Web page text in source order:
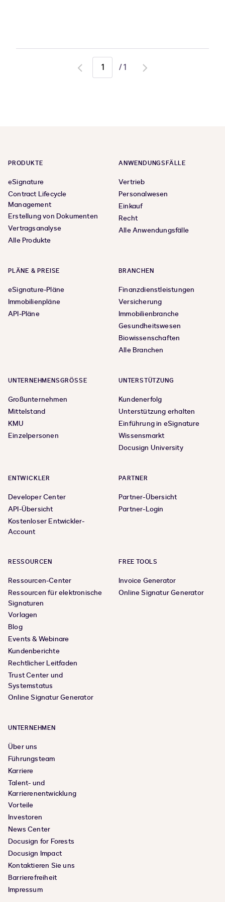
Go
/1
Go
PRODUKTE
eSignature
Contract Lifecycle
Management
Erstellung von Dokumenten
Vertragsanalyse
Alle Produkte
ANWENDUNGSFÄLLE
Vertrieb
Personalwesen
Einkauf
Recht
Alle Anwendungsfälle
PLÄNE & PREISE
eSignature-Pläne
Immobilienpläne
API-Pläne
BRANCHEN
Finanzdienstleistungen
Versicherung
Immobilienbranche
Gesundheitswesen
Biowissenschaften
Alle Branchen
UNTERNEHMENSGRÖSSE
Großunternehmen
Mittelstand
KMU
Einzelpersonen
UNTERSTÜTZUNG
Kundenerfolg
Unterstützung erhalten
Einführung in eSignature
Wissensmarkt
Docusign University
ENTWICKLER
Developer Center
API-Übersicht
Kostenloser Entwickler-
Account
PARTNER
Partner-Übersicht
Partner-Login
RESSOURCEN
Ressourcen-Center
Ressourcen für elektronische
Signaturen
Vorlagen
Blog
Events & Webinare
Kundenberichte
Rechtlicher Leitfaden
Trust Center und
Systemstatus
Online Signatur Generator
FREE TOOLS
Invoice Generator
Online Signatur Generator
UNTERNEHMEN
Über uns
Führungsteam
Karriere
Talent- und
Karrierenentwicklung
Vorteile
Investoren
News Center
Docusign for Forests
Docusign Impact
Kontaktieren Sie uns
Barrierefreiheit
Impressum